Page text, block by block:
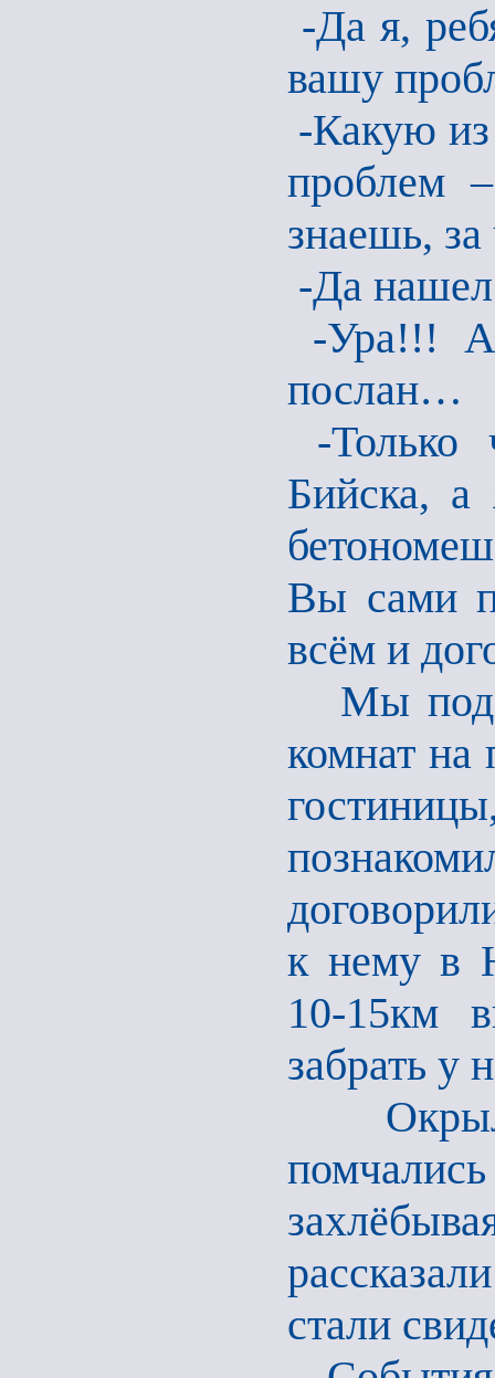
-Да я,
вашу
-Какую
проблем
знаешь, за
-Да
-Ура!!!
послан…
-Только
Бийска, а
Вы сами
всём и
Мы
комнат на
к нему в
10-15км
забрать у
стали